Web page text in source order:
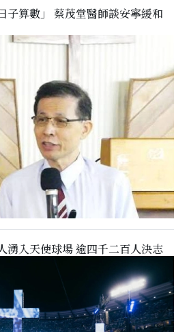
子算數」 蔡茂堂醫師談安寧緩和
湧入天使球場 逾四千二百人決志